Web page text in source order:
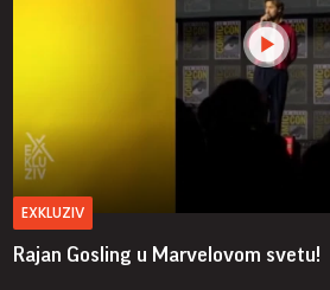
EXKLUZIV
Rajan Gosling u Marvelovom svetu!